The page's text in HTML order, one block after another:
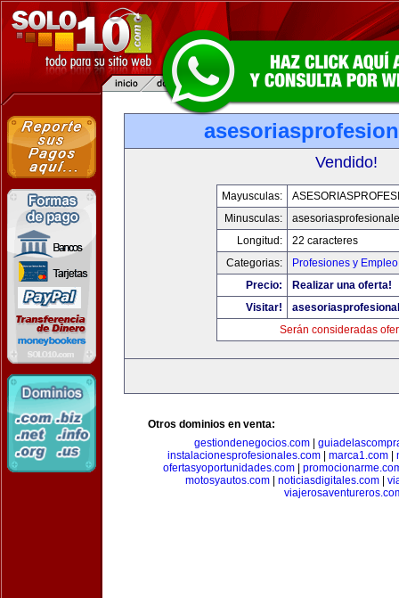
Vendido!
Mayusculas:
Minusculas:
Longitud:
22 caracteres
Categorias:
Profesiones y Empleo
Precio:
Realizar una oferta!
Visitar!
Serán consideradas
Otros dominios en venta:
gestiondenegocios.com
instalacionesprofesionales.com| marca1.com|
ofertasyoportunidades.com
motosyautos.com
noticiasdigitales.com